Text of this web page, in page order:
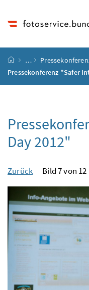
Startseite
…
Pressekonferenz "Safer
Day 2012"
Zurück Bild 7 von 12